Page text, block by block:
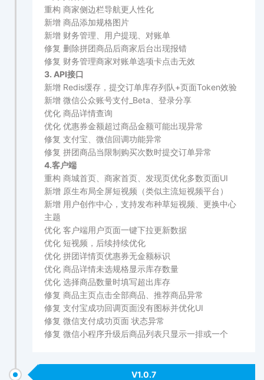
重构 商家侧边栏导航更人性化
新增 商品添加规格图片
新增 财务管理、用户提现、对账单
修复 删除拼团商品后商家后台出现报错
修复 财务管理商家对账单选项卡点击无效
3. API接口
新增 Redis缓存，提交订单库存列队+页面Token效验
新增 微信公众账号支付_Beta、登录分享
优化 商品详情查询
优化 优惠券金额超过商品金额可能出现异常
修复 支付宝、微信回调功能异常
修复 拼团商品当限制购买次数时提交订单异常
4.客户端
重构 商城首页、商家首页、发现页优化多数页面UI
新增 原生布局全屏短视频（类似主流短视频平台）
新增 用户创作中心，支持发布种草短视频、更换中心
主题
优化 客户端用户页面一键下拉更新数据
优化 短视频，后续持续优化
优化 拼团详情页优惠券无金额标识
优化 商品详情未选规格显示库存数量
优化 选择商品数量时填写超出库存
修复 商品主页点击全部商品、推荐商品异常
修复 支付宝成功回调页面没有图标并优化UI
修复 微信支付成功页面 状态异常
修复 微信小程序升级后商品列表只显示一排或一个
V1.0.7